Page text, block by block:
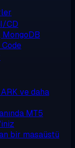
CD
MongoDB
Code
ve daha
MT5
bir masaüstü